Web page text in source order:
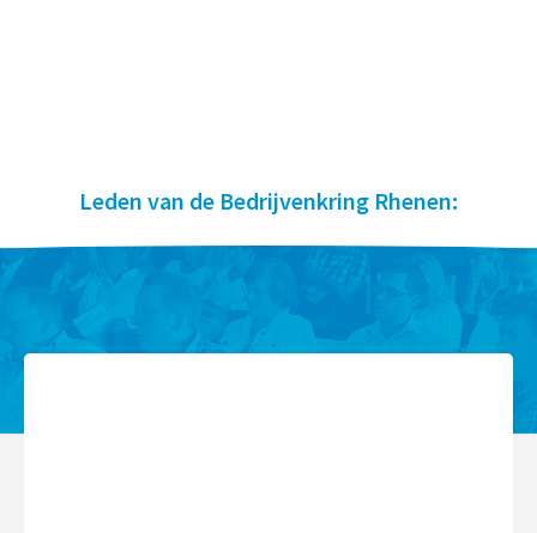
Leden van de Bedrijvenkring Rhenen: